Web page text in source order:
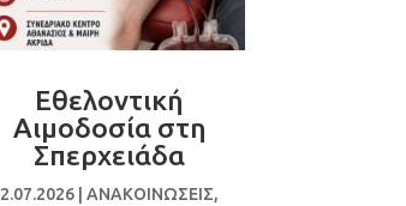
Εθελοντική
Αιμοδοσία στη
Σπερχειάδα
2.07.2026 |ΑΝΑΚΟΙΝΩΣΕΙΣ,